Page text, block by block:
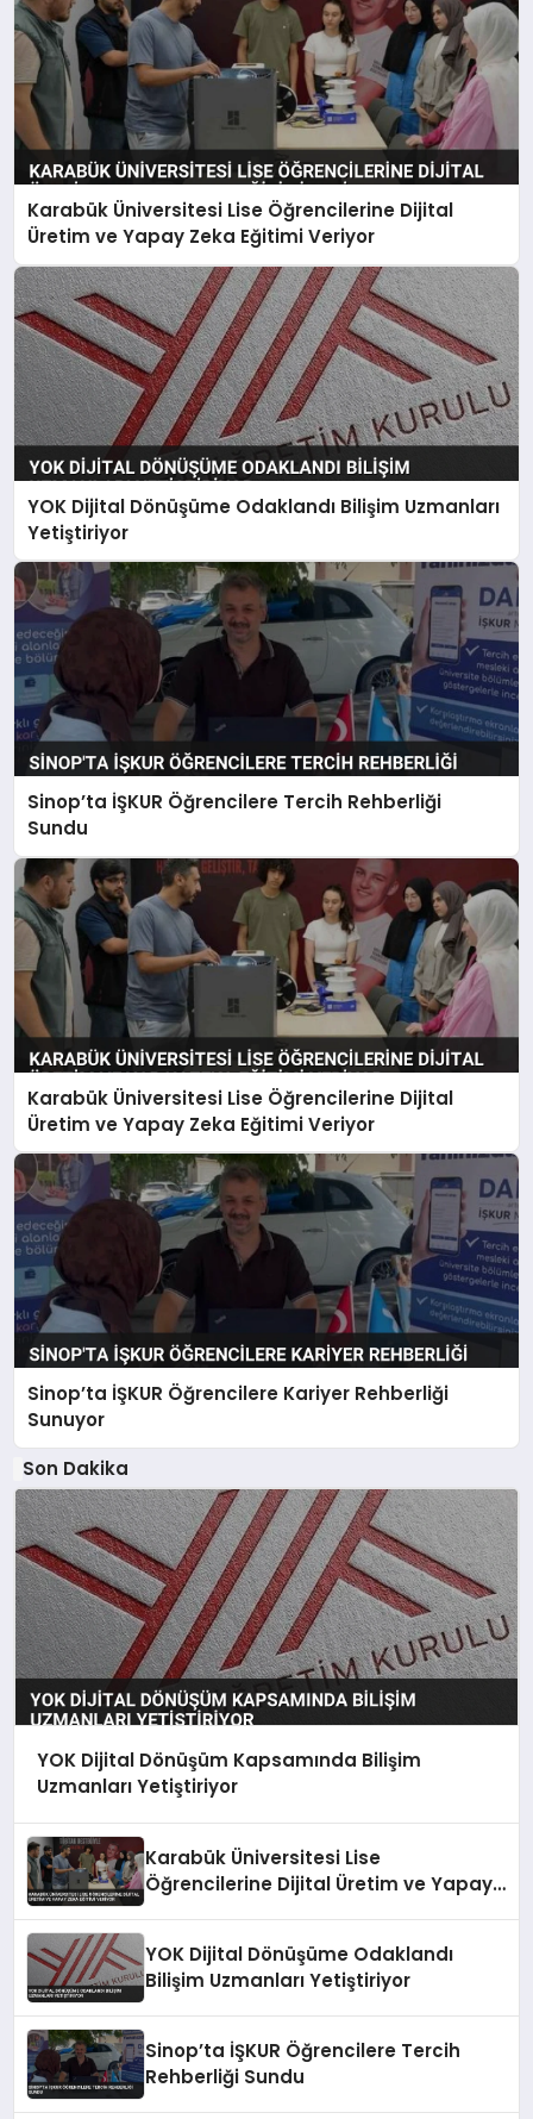
Karabük Üniversitesi Lise Öğrencilerine Dijital
Üretim ve Yapay Zeka Eğitimi Veriyor
YOK Dijital Dönüşüme Odaklandı Bilişim Uzmanları
Yetiştiriyor
Sinop’ta İŞKUR Öğrencilere Tercih Rehberliği
Sundu
Karabük Üniversitesi Lise Öğrencilerine Dijital
Üretim ve Yapay Zeka Eğitimi Veriyor
Sinop’ta İŞKUR Öğrencilere Kariyer Rehberliği
Sunuyor
Son Dakika
YOK Dijital Dönüşüm Kapsamında Bilişim
Uzmanları Yetiştiriyor
Karabük Üniversitesi Lise
Öğrencilerine Dijital Üretim ve Yapay
YOK Dijital Dönüşüme Odaklandı
Bilişim Uzmanları Yetiştiriyor
Sinop’ta İŞKUR Öğrencilere Tercih
Rehberliği Sundu